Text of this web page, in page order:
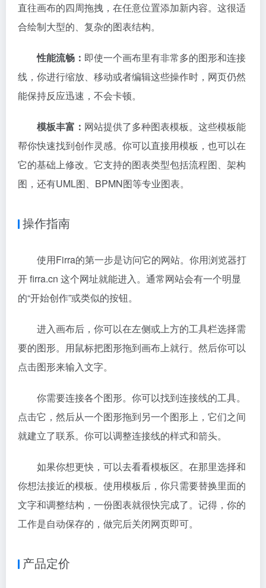
直往画布的四周拖拽，在任意位置添加新内容。这很适
合绘制大型的、复杂的图表结构。
性能流畅： 即使一个画布里有非常多的图形和连接
线，你进行缩放、移动或者编辑这些操作时，网页仍然
能保持反应迅速，不会卡顿。
模板丰富： 网站提供了多种图表模板。这些模板能
帮你快速找到创作灵感。你可以直接用模板，也可以在
它的基础上修改。它支持的图表类型包括流程图、架构
图，还有UML图、BPMN图等专业图表。
操作指南
使用Firra的第一步是访问它的网站。你用浏览器打
开 firra.cn 这个网址就能进入。通常网站会有一个明显
的“开始创作”或类似的按钮。
进入画布后，你可以在左侧或上方的工具栏选择需
要的图形。用鼠标把图形拖到画布上就行。然后你可以
点击图形来输入文字。
你需要连接各个图形。你可以找到连接线的工具。
点击它，然后从一个图形拖到另一个图形上，它们之间
就建立了联系。你可以调整连接线的样式和箭头。
如果你想更快，可以去看看模板区。在那里选择和
你想法接近的模板。使用模板后，你只需要替换里面的
文字和调整结构，一份图表就很快完成了。记得，你的
工作是自动保存的，做完后关闭网页即可。
产品定价